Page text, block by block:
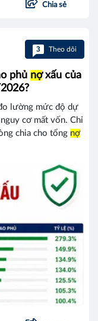
Chia sẻ
3 Theo dõi
phủ nợxấu của
lường mức độ dự
cơ mất vốn. Chỉ
chia cho tổng nợ